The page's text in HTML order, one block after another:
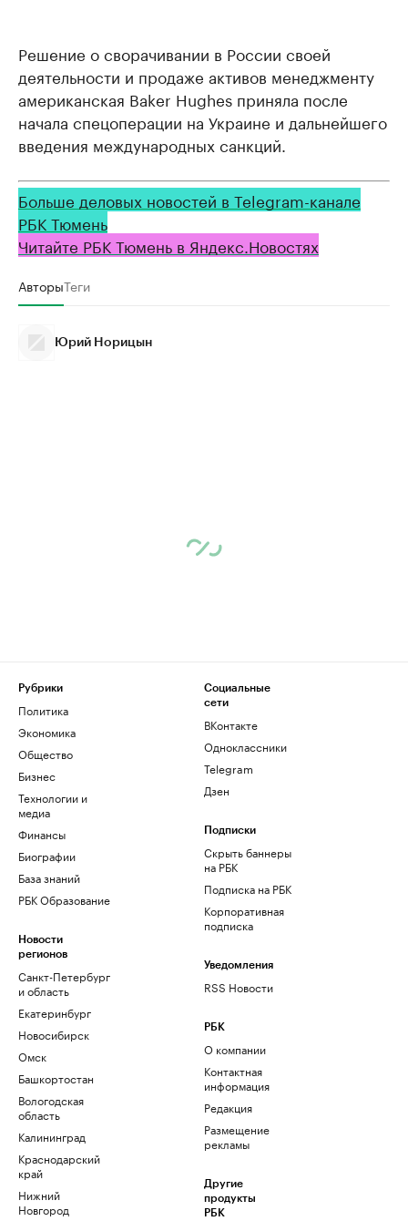
Решение о сворачивании в России своей
деятельности и продаже активов менеджменту
американская Baker Hughes приняла после
начала спецоперации на Украине и дальнейшего
введения международных санкций.
Больше деловых новостей в Telegram-канале
РБК Тюмень
Читайте РБК Тюмень в Яндекс.Новостях
АвторыТеги
Юрий Норицын
Рубрики
Политика
Экономика
Общество
Бизнес
Технологии и
медиа
Финансы
Биографии
База знаний
РБК Образование
Новости
регионов
Санкт-Петербург
и область
Екатеринбург
Новосибирск
Омск
Башкортостан
Вологодская
область
Калининград
Краснодарский
край
Нижний
Новгород
Социальные
сети
ВКонтакте
Одноклассники
Telegram
Дзен
Подписки
Скрыть баннеры
на РБК
Подписка на РБК
Корпоративная
подписка
Уведомления
RSS Новости
РБК
О компании
Контактная
информация
Редакция
Размещение
рекламы
Другие
продукты
РБК